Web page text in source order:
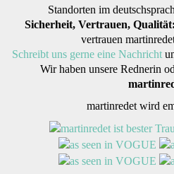
Standorten im
Sicherheit, Vertrauen, Qualität:
vertrauen
Schreibt uns gerne eine Nachricht
Wir haben unsere Rednerin
martinredet wird